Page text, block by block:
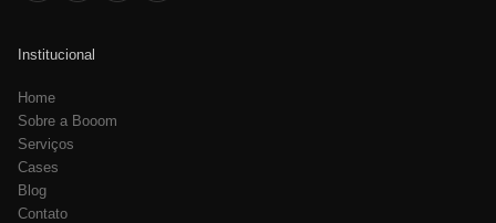
Institucional
Home
Sobre a Booom
Serviços
Cases
Blog
Contato